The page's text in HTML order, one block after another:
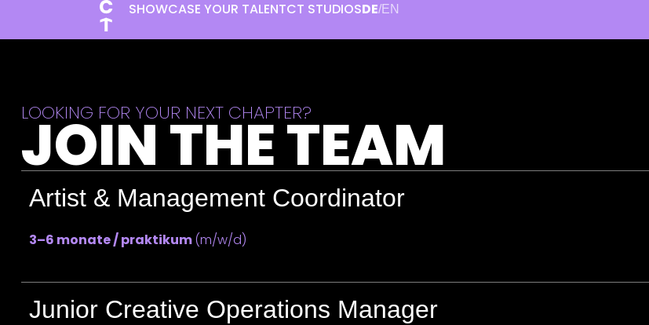
SHOWCASE YOUR TALENTCT STUDIOSDE/EN
LOOKING FOR YOUR NEXT CHAPTER?
JOIN THE TEAM
Artist & Management Coordinator
3–6 monate / praktikum(m/w/d)
Junior Creative Operations Manager